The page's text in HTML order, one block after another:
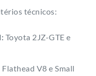
técnicos:
Toyota 2JZ-GTE e
Flathead V8 e Small